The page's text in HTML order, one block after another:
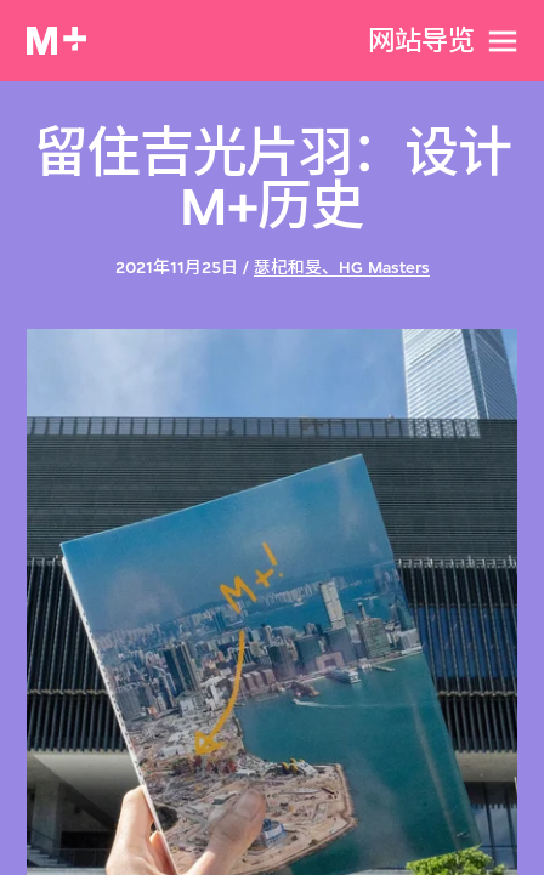
网站导览
2021年11月25日 / 瑟杞和旻、HG Masters
留住吉光片羽：设计
M+历史